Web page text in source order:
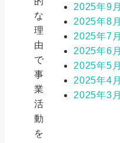
な
理
由
で
事
業
活
動
を
2025年9月
2025年8月
2025年7月
2025年6月
2025年5月
2025年4月
2025年3月